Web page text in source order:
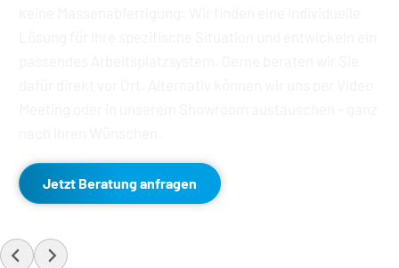
Jetzt Beratung anfragen